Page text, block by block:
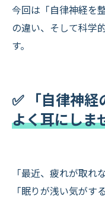
今回は「自律神経を
の違い、そして科学
す。
✅ 「自律神
よく耳にしま
「最近、疲れが取れ
「眠りが浅い気がす